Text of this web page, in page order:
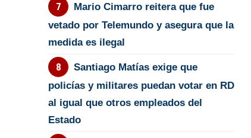
Mario Cimarro reitera que fue
vetado por Telemundo y asegura que la
medida es ilegal
Santiago Matías exige que
policías y militares puedan votar en RD
al igual que otros empleados del
Estado